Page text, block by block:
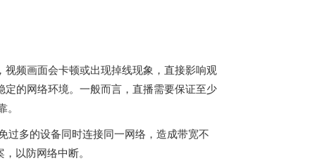
频画面会卡顿或出现掉线现象，直接影响观
的网络环境。一般而言，直播需要保证至少
过多的设备同时连接同一网络，造成带宽不
以防网络中断。